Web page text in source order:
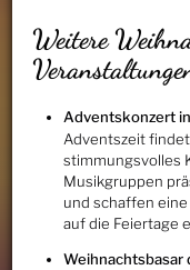
Weitere
Adventskonzert
Adventszeit
stimmungsvolles
Musikgruppen
und schaffen
auf die Feiertage
Weihnachtsbasar